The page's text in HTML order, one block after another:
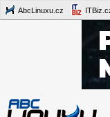
AbcLinuxu.cz